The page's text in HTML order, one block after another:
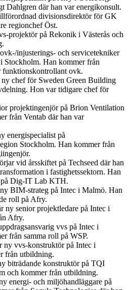
Dahlgren där han var energikonsult.
divisionsdirektör för GK
regionchef Öst.
projektör på Rekonik i Västerås och
injusterings- och servicetekniker
Stockholm. Han kommer från
funktionskontrollant ovk.
ny chef för Sweden Green Building
Hon var tidigare chef för
projektingenjör på Brion Ventilation
från Ventab där han var
energispecialist på
Stockholm. Han kommer från
vid årsskiftet på Techseed där han
i fastighetssektorn. Han
Dig-IT Lab KTH.
BIM-strateg på Intec i Malmö. Han
roll på Afry.
ny senior projektledare på Intec i
Afry.
vvs på Intec i
från samma roll på WSP.
ny vvs-konstruktör på Intec i
från utbildning.
biträdande konstruktör på TQI
och kommer från utbildning.
energi- och miljöhandläggare på